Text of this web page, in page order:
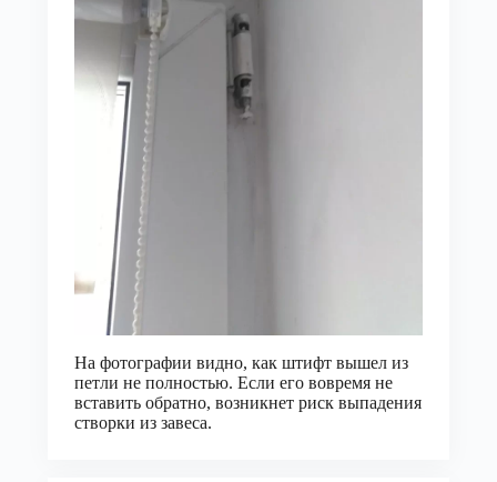
На фотографии видно, как штифт вышел из
петли не полностью. Если его вовремя не
вставить обратно, возникнет риск выпадения
створки из завеса.